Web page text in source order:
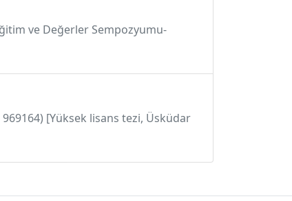
ve Değerler Sempozyumu-
969164) [Yüksek lisans tezi, Üsküdar